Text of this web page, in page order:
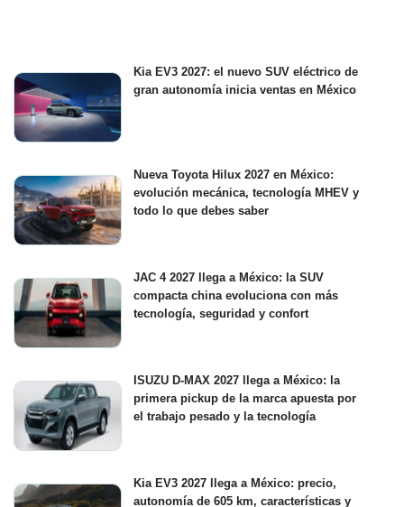
Kia EV3 2027: el nuevo SUV eléctrico de
gran autonomía inicia ventas en México
Nueva Toyota Hilux 2027 en México:
evolución mecánica, tecnología MHEV y
todo lo que debes saber
JAC 4 2027 llega a México: la SUV
compacta china evoluciona con más
tecnología, seguridad y confort
ISUZU D-MAX 2027 llega a México: la
primera pickup de la marca apuesta por
el trabajo pesado y la tecnología
Kia EV3 2027 llega a México: precio,
autonomía de 605 km, características y